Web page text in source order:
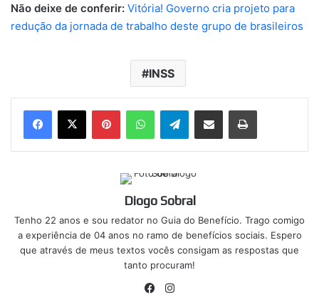
Não deixe de conferir: Vitória! Governo cria projeto para
redução da jornada de trabalho deste grupo de brasileiros
INSS
PinterestWhatsAppTelegramCompartilhar via e-mail Imprimir
Diogo Sobral
Tenho 22 anos e sou redator no Guia do Benefício. Trago comigo
a experiência de 04 anos no ramo de benefícios sociais. Espero
que através de meus textos vocês consigam as respostas que
tanto procuram!
Facebook